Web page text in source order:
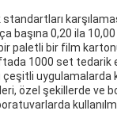
0,20 ila 10,00
paletli bir film
1000 set tedarik
uygulamalarda
özel şekillerde ve